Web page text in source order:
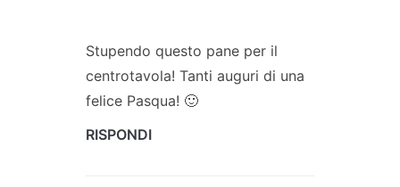
Stupendo questo pane per il
centrotavola! Tanti auguri di una
felice Pasqua! 🙂
RISPONDI